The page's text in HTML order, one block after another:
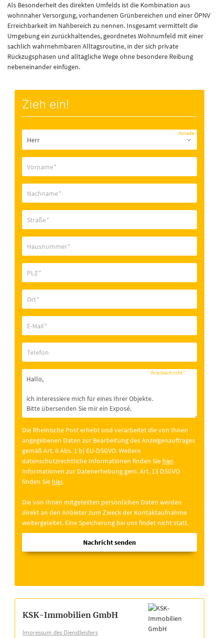
Als Besonderheit des direkten Umfelds ist die Kombination aus
wohnnaher Versorgung, vorhandenen Grünbereichen und einer ÖPNV
Erreichbarkeit im Nahbereich zu nennen. Insgesamt vermittelt die
Umgebung ein zurückhaltendes, geordnetes Wohnumfeld mit einer
sachlich wahrnehmbaren Alltagsroutine, in der sich private
Rückzugsphasen und alltägliche Wege ohne besondere Reibung
nebeneinander einfügen.
Zieh ein!
Anrede
Vorname*
Nachname*
Straße*
Hausnummer*
PLZ*
Ort*
E-Mail*
Telefon
Ihre Nachricht*
Die Rheinische Post erhebt und verarbeitet die von Ihnen
angegebenen Daten zur Bearbeitung des Anzeigenauftrages
gemäß Art. 6 Abs. 1 b) EU-DSGVO. Weitere
datenschutzrechtliche Informationen finden Sie hier.
Informationen zur Datenerhebung gem. Art. 13 DSGVO
finden Sie hier.
Die von Ihnen mitgeteilten persönlichen Daten werden
direkt an den Anbieter zum Zweck der Kontaktaufnahme
weitergeleitet. Eine Speicherung bei uns findet nicht statt.
Nachricht senden
KSK-Immobilien GmbH
Impressum des Dienstleisters